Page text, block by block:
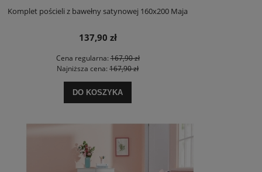
Komplet pościeli z bawełny satynowej 160x200 Maja
137,90 zł
Cena regularna:167,90 zł
Najniższa cena: 167,90 zł
DO KOSZYKA